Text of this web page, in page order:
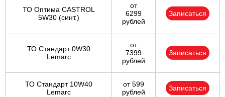
ТО Оптима CASTROL
5W30 (синт.)
от
6299
рублей
Записаться
ТО Стандарт 0W30
Lemarc
от
7399
рублей
Записаться
ТО Стандарт 10W40
Lemarc
от 599
рублей
Записаться